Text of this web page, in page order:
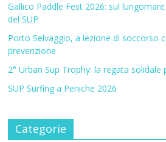
Gallico Paddle Fest 2026: sul
del SUP
Porto Selvaggio, a lezione di soccorso
prevenzione
2° Urban Sup Trophy: la regata solidale
SUP Surfing a Peniche 2026
Categorie